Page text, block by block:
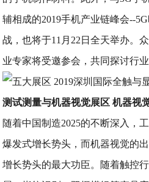
辅相成的2019手机产业链峰会--
战，也将于11月22日全天举办。
业专家将受邀参会，共同探讨行业
测试测量与机器视觉展区 机器视
随着中国制造2025的不断深入，
爆发式增长势头，而机器视觉的
增长势头的最大功臣。随着触控